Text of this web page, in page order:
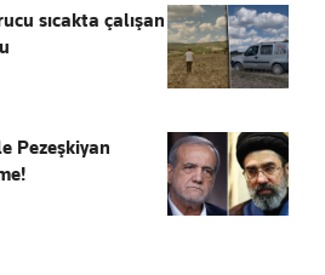
sıcakta çalışan
Pezeşkiyan